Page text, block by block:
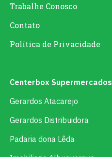
Trabalhe Conosco
Contato
Política de Privacidade
Centerbox Supermercados
Gerardos Atacarejo
Gerardos Distribuidora
Padaria dona Lêda